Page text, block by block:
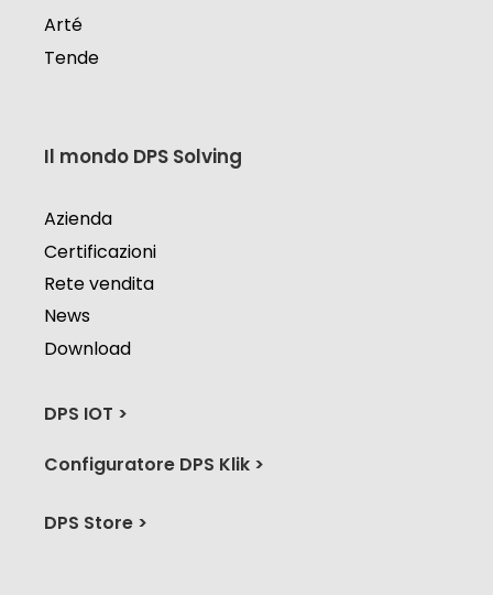
Arté
Tende
Il mondo DPS Solving
Azienda
Certificazioni
Rete vendita
News
Download
DPS IOT >
Configuratore DPS Klik >
DPS Store >